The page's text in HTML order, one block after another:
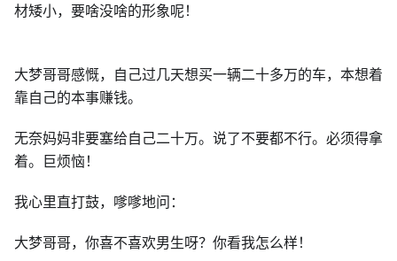
材矮小，要啥没啥的形象呢！
大梦哥哥感慨，自己过几天想买一辆二十多万的车，本想着
靠自己的本事赚钱。
无奈妈妈非要塞给自己二十万。说了不要都不行。必须得拿
着。巨烦恼！
我心里直打鼓，嗲嗲地问：
大梦哥哥，你喜不喜欢男生呀？你看我怎么样！